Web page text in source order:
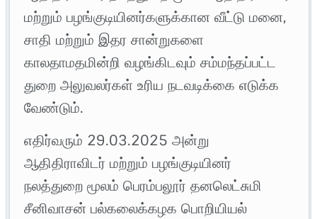
மற்றும் பழங்குடியினர்களுக்கான வீட்டு மனை,
சாதி மற்றும் இதர சான்றுகளை
காலதாமதமின்றி வழங்கிடவும் சம்மந்தப்பட்ட
துறை அலுவலர்கள் உரிய நடவடிக்கை எடுக்க
வேண்டும்.
எதிர்வரும் 29.03.2025 அன்று
ஆதிதிராவிடர் மற்றும் பழங்குடியினர்
நலத்துறை மூலம் பெரம்பலூர் தனலெட்சுமி
சீனிவாசன் பல்கலைக்கழக பொறியியல்